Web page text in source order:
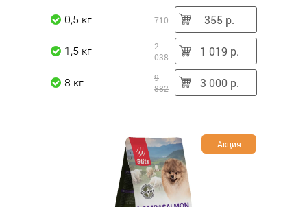
0,5 кг 710 355 р.
1,5 кг
2
038
1 019 р.
8 кг
9
882
3 000 р.
Акция